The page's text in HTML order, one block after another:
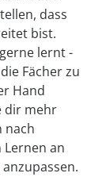
dass
bist.
lernt -
Fächer zu
Hand
dir mehr
nach
an